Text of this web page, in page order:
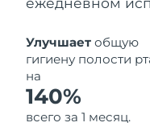
Улучшает общую
гигиену полости
на
140%
всего за 1 месяц.
Турция